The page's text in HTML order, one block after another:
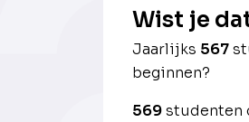
Wist je
Jaarlijks 567
beginnen?
569studenten